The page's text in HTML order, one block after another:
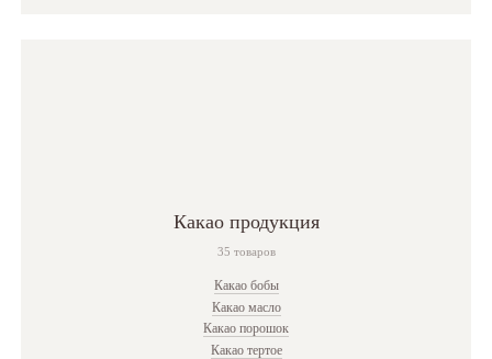
Какао продукция
35 товаров
Какао бобы
Какао масло
Какао порошок
Какао тертое